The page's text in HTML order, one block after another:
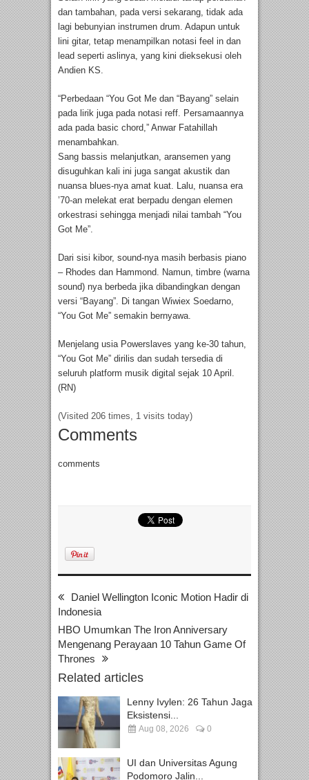
dan tambahan, pada versi sekarang, tidak ada
lagi bebunyian instrumen drum. Adapun untuk
lini gitar, tetap menampilkan notasi feel in dan
lead seperti aslinya, yang kini dieksekusi oleh
Andien KS.
“Perbedaan “You Got Me dan “Bayang” selain
pada lirik juga pada notasi reff. Persamaannya
ada pada basic chord,” Anwar Fatahillah
menambahkan.
Sang bassis melanjutkan, aransemen yang
disuguhkan kali ini juga sangat akustik dan
nuansa blues-nya amat kuat. Lalu, nuansa era
’70-an melekat erat berpadu dengan elemen
orkestrasi sehingga menjadi nilai tambah “You
Got Me”.
Dari sisi kibor, sound-nya masih berbasis piano
– Rhodes dan Hammond. Namun, timbre (warna
sound) nya berbeda jika dibandingkan dengan
versi “Bayang”. Di tangan Wiwiex Soedarno,
“You Got Me” semakin bernyawa.
Menjelang usia Powerslaves yang ke-30 tahun,
“You Got Me” dirilis dan sudah tersedia di
seluruh platform musik digital sejak 10 April.
(RN)
(Visited 206 times, 1 visits today)
Comments
comments
Daniel Wellington Iconic Motion Hadir di
Indonesia
HBO Umumkan The Iron Anniversary
Mengenang Perayaan 10 Tahun Game Of
Thrones
Related articles
Lenny Ivylen: 26 Tahun Jaga
Eksistensi...
Aug 08, 2026 0
UI dan Universitas Agung
Podomoro Jalin...